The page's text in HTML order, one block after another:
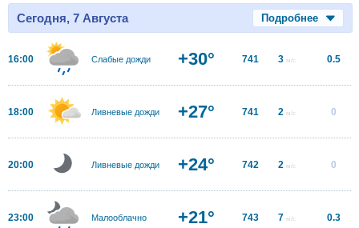
Сегодня, 7 Августа Подробнее
16:00 Слабые дожди +30° 741 3 м/с 0.5
18:00 Ливневые дожди +27° 741 2 м/с 0
20:00 Ливневые дожди +24° 742 2 м/с 0
23:00 Малооблачно +21° 743 7 м/с 0.3